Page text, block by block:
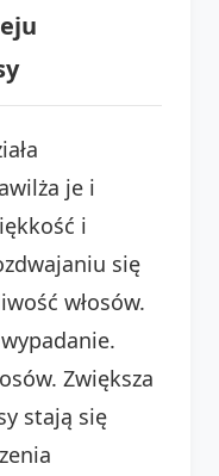
je i
i
się
włosów.
Zwiększa
stają się